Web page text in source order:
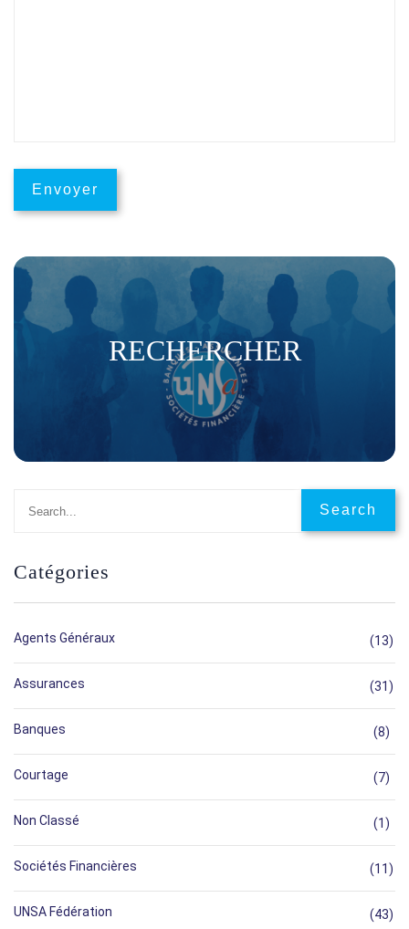
RECHERCHER
Catégories
Agents Généraux (13)
Assurances (31)
Banques (8)
Courtage (7)
Non Classé (1)
Sociétés Financières (11)
UNSA Fédération (43)